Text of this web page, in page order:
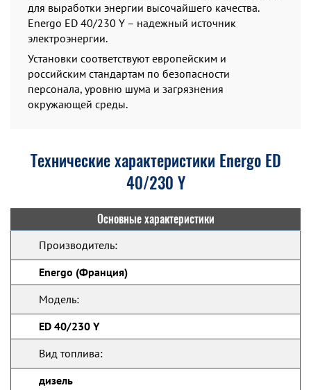
для выработки энергии высочайшего качества.
Energo ED 40/230 Y – надежный источник
электроэнергии.
Установки соответствуют европейским и
российским стандартам по безопасности
персонала, уровню шума и загрязнения
окружающей среды.
Технические характеристики Energo ED
40/230 Y
Основные характеристики
Производитель:
Energo (Франция)
Модель:
ED 40/230 Y
Вид топлива:
дизель